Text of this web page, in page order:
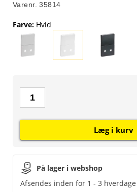
Varenr. 35814
Farve: Hvid
På lager i webshop
Afsendes inden for 1 - 3 hverdage
Læg i kurv